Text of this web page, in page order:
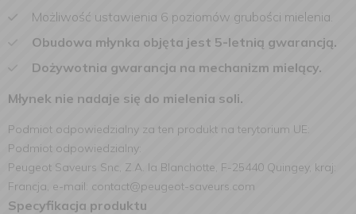
Możliwość ustawienia 6 poziomów grubości mielenia.
Obudowa młynka objęta jest 5-letnią gwarancją.
Dożywotnia gwarancja na mechanizm mielący.
Młynek nie nadaje się do mielenia soli.
Podmiot odpowiedzialny za ten produkt na terytorium UE:
Podmiot odpowiedzialny:
Peugeot Saveurs Snc, Z.A. la Blanchotte, F-25440 Quingey, kraj:
Francja, e-mail: contact@peugeot-saveurs.com
Specyfikacja produktu